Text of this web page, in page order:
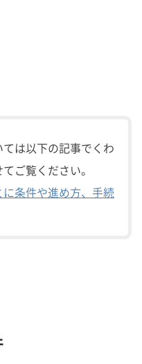
は以下の記事でくわ
ご覧ください。
条件や進め方、手続